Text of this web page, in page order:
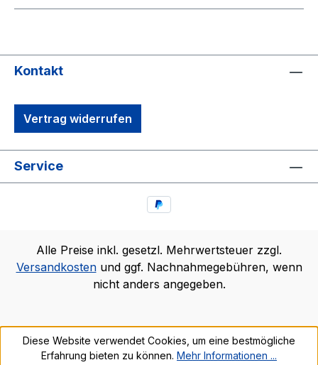
Kontakt
Vertrag widerrufen
Service
Alle Preise inkl. gesetzl. Mehrwertsteuer zzgl.
Versandkostenund ggf. Nachnahmegebühren, wenn
nicht anders angegeben.
Diese Website verwendet Cookies, um eine bestmögliche
Erfahrung bieten zu können. Mehr Informationen ...